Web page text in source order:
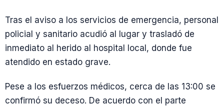
Tras el aviso a los servicios de emergencia, personal
policial y sanitario acudió al lugar y trasladó de
inmediato al herido al hospital local, donde fue
atendido en estado grave.
Pese a los esfuerzos médicos, cerca de las 13:00 se
confirmó su deceso. De acuerdo con el parte